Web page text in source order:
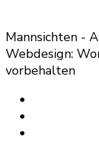
Mannsichten -
Webdesign:
vorbehalten